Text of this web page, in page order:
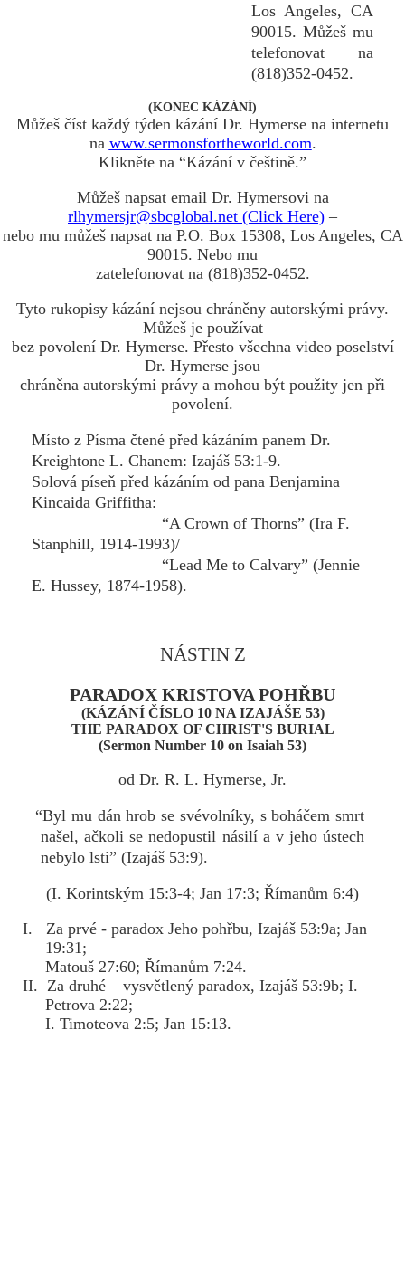
Los Angeles, CA
90015. Můžeš mu
telefonovat na
(818)352-0452.
(KONEC KÁZÁNÍ)
Můžeš číst každý týden kázání Dr. Hymerse na internetu
na www.sermonsfortheworld.com.
Klikněte na “Kázání v češtině.”
Můžeš napsat email Dr. Hymersovi na
rlhymersjr@sbcglobal.net (Click Here) –
nebo mu můžeš napsat na P.O. Box 15308, Los Angeles, CA
90015. Nebo mu
zatelefonovat na (818)352-0452.
Tyto rukopisy kázání nejsou chráněny autorskými právy.
Můžeš je používat
bez povolení Dr. Hymerse. Přesto všechna video poselství
Dr. Hymerse jsou
chráněna autorskými právy a mohou být použity jen při
povolení.
Místo z Písma čtené před kázáním panem Dr.
Kreightone L. Chanem: Izajáš 53:1-9.
Solová píseň před kázáním od pana Benjamina
Kincaida Griffitha:
“A Crown of Thorns” (Ira F.
Stanphill, 1914-1993)/
“Lead Me to Calvary” (Jennie
E. Hussey, 1874-1958).
NÁSTIN Z
PARADOX KRISTOVA POHŘBU
(KÁZÁNÍ ČÍSLO 10 NA IZAJÁŠE 53)
THE PARADOX OF CHRIST'S BURIAL
(Sermon Number 10 on Isaiah 53)
od Dr. R. L. Hymerse, Jr.
“Byl mu dán hrob se svévolníky, s boháčem smrt
našel, ačkoli se nedopustil násilí a v jeho ústech
nebylo lsti” (Izajáš 53:9).
(I. Korintským 15:3-4; Jan 17:3; Římanům 6:4)
I. Za prvé - paradox Jeho pohřbu, Izajáš 53:9a; Jan
19:31;
Matouš 27:60; Římanům 7:24.
II. Za druhé – vysvětlený paradox, Izajáš 53:9b; I.
Petrova 2:22;
I. Timoteova 2:5; Jan 15:13.